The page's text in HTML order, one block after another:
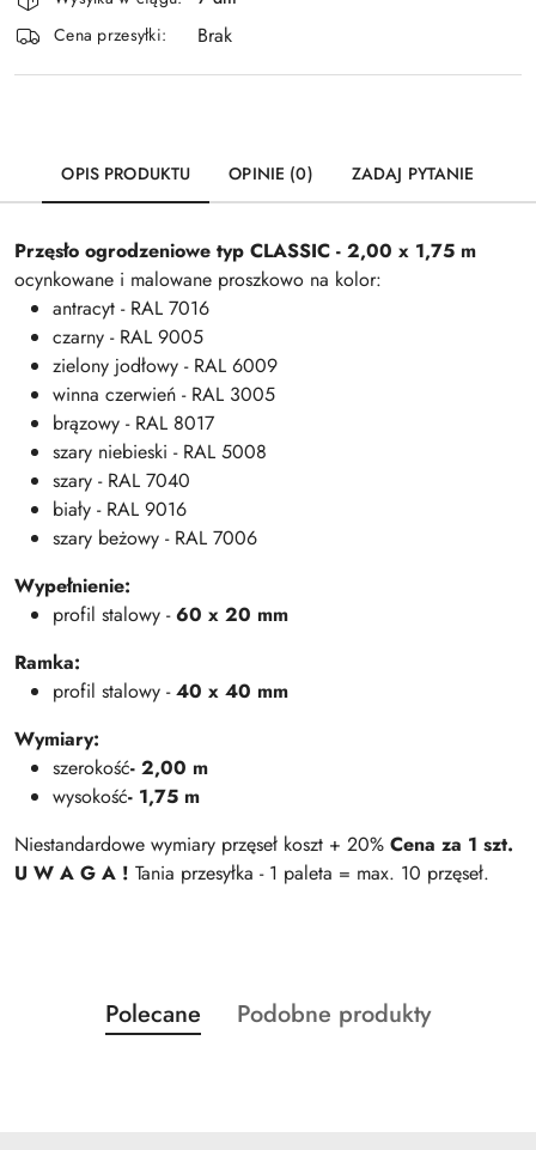
i
dostawa
Cena przesyłki:
Brak
OPIS PRODUKTU OPINIE (0) ZADAJ PYTANIE
Przęsło ogrodzeniowe typ CLASSIC - 2,00 x 1,75 m
ocynkowane i malowane proszkowo na kolor:
antracyt - RAL 7016
czarny - RAL 9005
zielony jodłowy - RAL 6009
winna czerwień - RAL 3005
brązowy - RAL 8017
szary niebieski - RAL 5008
szary - RAL 7040
biały - RAL 9016
szary beżowy - RAL 7006
Wypełnienie:
profil stalowy -60 x 20 mm
Ramka:
profil stalowy -40 x 40 mm
Wymiary:
szerokość- 2,00 m
wysokość- 1,75 m
Niestandardowe wymiary przęseł koszt + 20% Cena za 1 szt.
U W A G A ! Tania przesyłka - 1 paleta = max. 10 przęseł.
Pomiń karuzelę produktów
Produkty
o
Polecane
Produkty
Podobne produkty